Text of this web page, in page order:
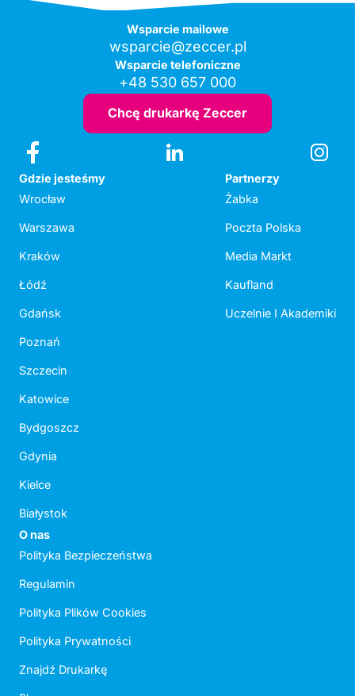
Wsparcie mailowe
wsparcie@zeccer.pl
Wsparcie telefoniczne
+48 530 657 000
Chcę drukarkę Zeccer
Gdzie jesteśmy
Wrocław
Warszawa
Kraków
Łódź
Gdańsk
Poznań
Szczecin
Katowice
Bydgoszcz
Gdynia
Kielce
Białystok
Partnerzy
Żabka
Poczta Polska
Media Markt
Kaufland
Uczelnie I Akademiki
O nas
Polityka Bezpieczeństwa
Regulamin
Polityka Plików Cookies
Polityka Prywatności
Znajdź Drukarkę